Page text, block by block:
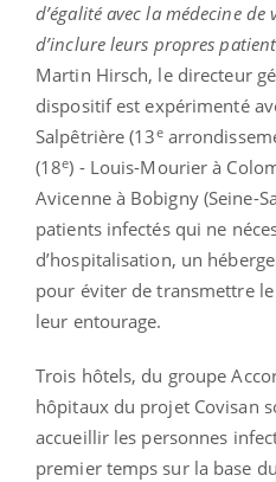
d’égalité avec la médecine
d’inclure leurs propres
Martin Hirsch, le directeur
dispositif est expérimenté
Salpêtrière (13e
(18e) - Louis-Mourier à
Avicenne à Bobigny (Seine-
patients infectés qui ne
d’hospitalisation, un
pour éviter de transmettre
leur entourage.
Trois hôtels, du groupe
hôpitaux du projet Covisan
accueillir les personnes
premier temps sur la base